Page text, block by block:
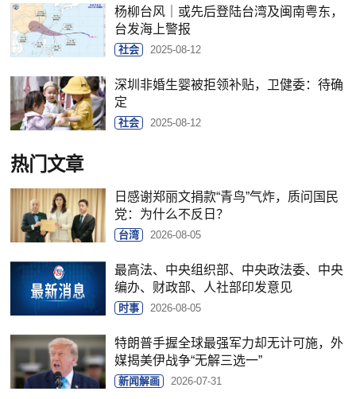
杨柳台风｜或先后登陆台湾及闽南粤东，
台发海上警报
社会 2025-08-12
深圳非婚生婴被拒领补贴，卫健委：待确
定
社会 2025-08-12
热门文章
日感谢郑丽文捐款“青鸟”气炸，质问国民
党：为什么不反日？
台湾 2026-08-05
最高法、中央组织部、中央政法委、中央
编办、财政部、人社部印发意见
时事 2026-08-05
特朗普手握全球最强军力却无计可施，外
媒揭美伊战争“无解三选一”
新闻解画 2026-07-31